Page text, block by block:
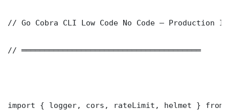
// Go Cobra CLI Low Code No Code — Production
// ═══════════════════════════════════════
import { logger, cors, rateLimit, helmet } from